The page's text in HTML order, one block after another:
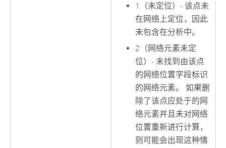
1（未定位）- 该点未
在网络上定位，因此
未包含在分析中。
2（网络元素未定
位）- 未找到由该点
的网络位置字段标识
的网络元素。 如果删
除了该点应处于的网
络元素并且未对网络
位置重新进行计算，
则可能会出现这种情